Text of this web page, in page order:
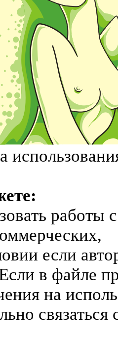
работы
если
в файле
на